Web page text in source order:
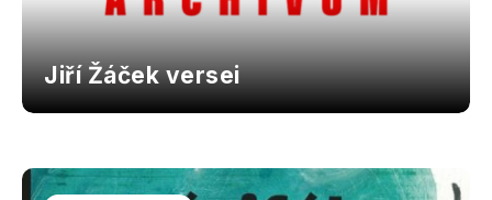
Jiří Žáček versei